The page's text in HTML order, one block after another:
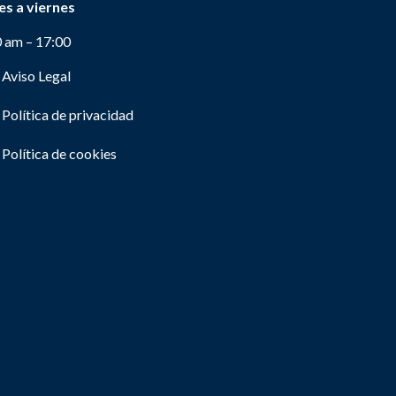
a viernes
am – 17:00
Aviso Legal
Política de privacidad
Política de cookies